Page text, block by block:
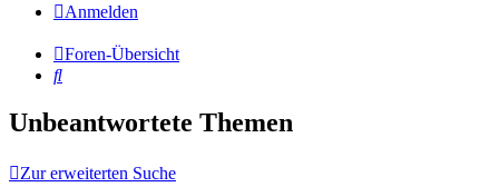
Anmelden
Foren-Übersicht
Suche
Unbeantwortete Themen
Zur erweiterten Suche